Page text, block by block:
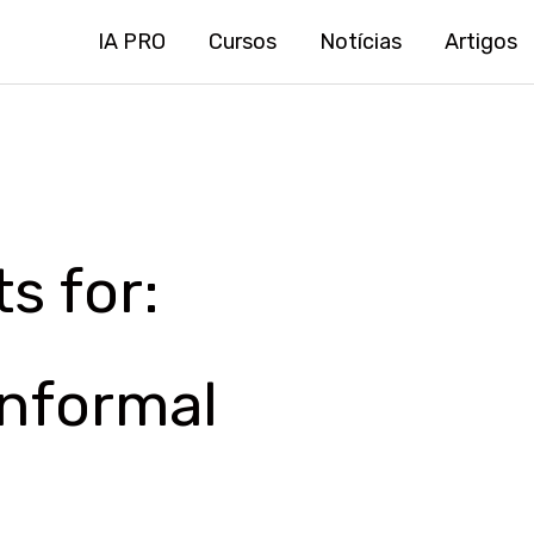
IA PRO Cursos Notícias Artigos
for: